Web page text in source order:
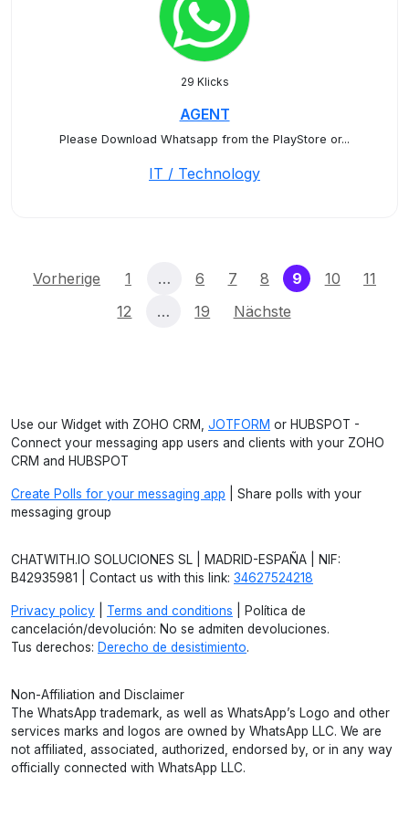
29 Klicks
AGENT
Please Download Whatsapp from the PlayStore or...
IT / Technology
Vorherige 1 … 6 7 8 9(current)
10
11
12
… 19 Nächste
Use our Widget with ZOHO CRM, JOTFORM or HUBSPOT -
Connect your messaging app users and clients with your ZOHO
CRM and HUBSPOT
Create Polls for your messaging app | Share polls with your
messaging group
CHATWITH.IO SOLUCIONES SL | MADRID-ESPAÑA | NIF:
B42935981 | Contact us with this link: 34627524218
Privacy policy Terms and conditions | Política de
cancelación/devolución: No se admiten devoluciones.
Tus derechos: Derecho de desistimiento.
Non-Affiliation and Disclaimer
The WhatsApp trademark, as well as WhatsApp’s Logo and other
services marks and logos are owned by WhatsApp LLC. We are
not affiliated, associated, authorized, endorsed by, or in any way
officially connected with WhatsApp LLC.